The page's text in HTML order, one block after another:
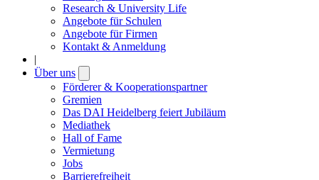
Research & University Life
Angebote für Schulen
Angebote für Firmen
Kontakt & Anmeldung
|
Über uns
submenu
Förderer & Kooperationspartner
Gremien
Das DAI Heidelberg feiert Jubiläum
Mediathek
Hall of Fame
Vermietung
Jobs
Barrierefreiheit